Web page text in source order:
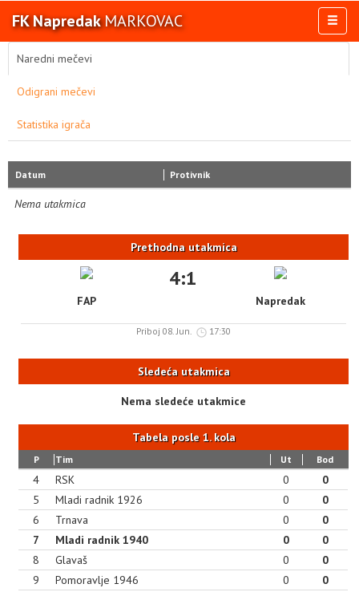
FK NapredakMARKOVAC
AKTIVNOSTI
TAKMIČENJA
KLUB
MULTIMEDIJA
Naredni mečevi
Odigrani mečevi
Statistika igrača
Datum Protivnik
Nema utakmica
Prethodna utakmica
4:1
FAP Napredak
Priboj 08. Jun. 17:30
Sledeća utakmica
Nema sledeće utakmice
Tabela posle 1. kola
P Tim Ut Bod
4 RSK 0
0
5
Mladi radnik 1926 0
0
6
Trnava 0
0
7
Mladi radnik 1940 0
0
8
Glavaš 0
0
9
Pomoravlje 1946 0
0